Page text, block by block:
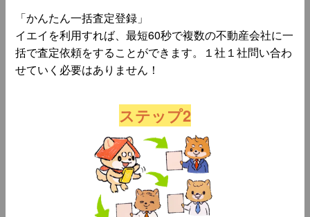
「かんたん一括査定登録」
イエイを利用すれば、最短60秒で複数の不動産会社に一
括で査定依頼をすることができます。１社１社問い合わ
せていく必要はありません！
ステップ2